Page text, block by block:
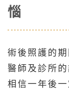
惱
術後照護的
醫師及診所
相信一年後